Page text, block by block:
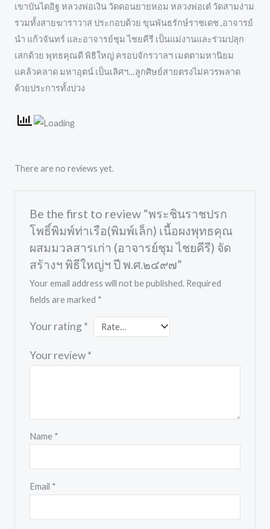
เขาบันไดอิฐ หลวงพ่อเงิน วัดดอนยายหอม หลวงพ่อเต๋ วัดสามง่าม
รวมทั้งสายฆาราวาส ประกอบด้วย ขุนพันธรักษ์ราชเดช ,อาจารย์
นำ แก้วจันทร์ และอาจารย์ชุม ไชยคีรี เป็นแม่งานและร่วมปลุก
เสกด้วย พุทธคุณดี พิธิใหญ่ ครอบจักรวาลฯ เมตตามหานิยม
แคล้วคลาด มหาอุตน์ เป็นเลิศฯ…ลูกศิษย์สายตรงไม่ควรพลาด
ด้วยประการทั้งปวง
There are no reviews yet.
Be the first to review “พระชินราชปรก
โพธิ์พิมพ์ท่าเรือ(พิมพ์เล็ก) เนื้อผงพุทธคุณ
ผสมมวลสารเก่า (อาจารย์ชุม ไชยคีรี) จัด
สร้างฯ พิธีใหญ่ฯ ปี พ.ศ.๒๔๙๗”
Your email address will not be published. Required
fields are marked *
Your rating *
Your review*
Name *
Email *